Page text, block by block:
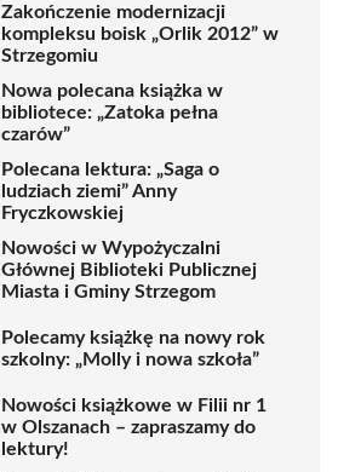
Zakończenie modernizacji
kompleksu boisk „Orlik 2012” w
Strzegomiu
Nowa polecana książka w
bibliotece: „Zatoka pełna
czarów”
Polecana lektura: „Saga o
ludziach ziemi” Anny
Fryczkowskiej
Nowości w Wypożyczalni
Głównej Biblioteki Publicznej
Miasta i Gminy Strzegom
Polecamy książkę na nowy rok
szkolny: „Molly i nowa szkoła”
Nowości książkowe w Filii nr 1
w Olszanach – zapraszamy do
lektury!